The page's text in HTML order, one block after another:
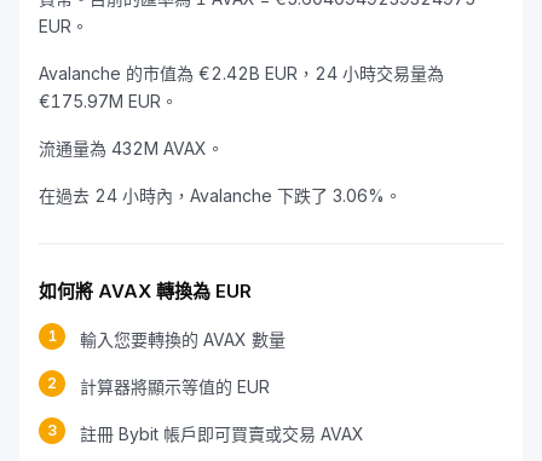
EUR。
Avalanche 的市值為 €2.42B EUR，24 小時交易量為
€175.97M EUR。
流通量為 432M AVAX。
在過去 24 小時內，Avalanche 下跌了 3.06%。
如何將 AVAX 轉換為 EUR
1 輸入您要轉換的 AVAX 數量
2 計算器將顯示等值的 EUR
3 註冊 Bybit 帳戶即可買賣或交易 AVAX